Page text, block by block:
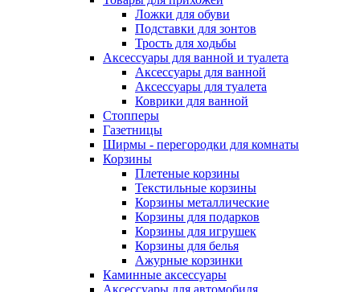
Ложки для обуви
Подставки для зонтов
Трость для ходьбы
Аксессуары для ванной и туалета
Аксессуары для ванной
Аксессуары для туалета
Коврики для ванной
Стопперы
Газетницы
Ширмы - перегородки для комнаты
Корзины
Плетеные корзины
Текстильные корзины
Корзины металлические
Корзины для подарков
Корзины для игрушек
Корзины для белья
Ажурные корзинки
Каминные аксессуары
Аксессуары для автомобиля